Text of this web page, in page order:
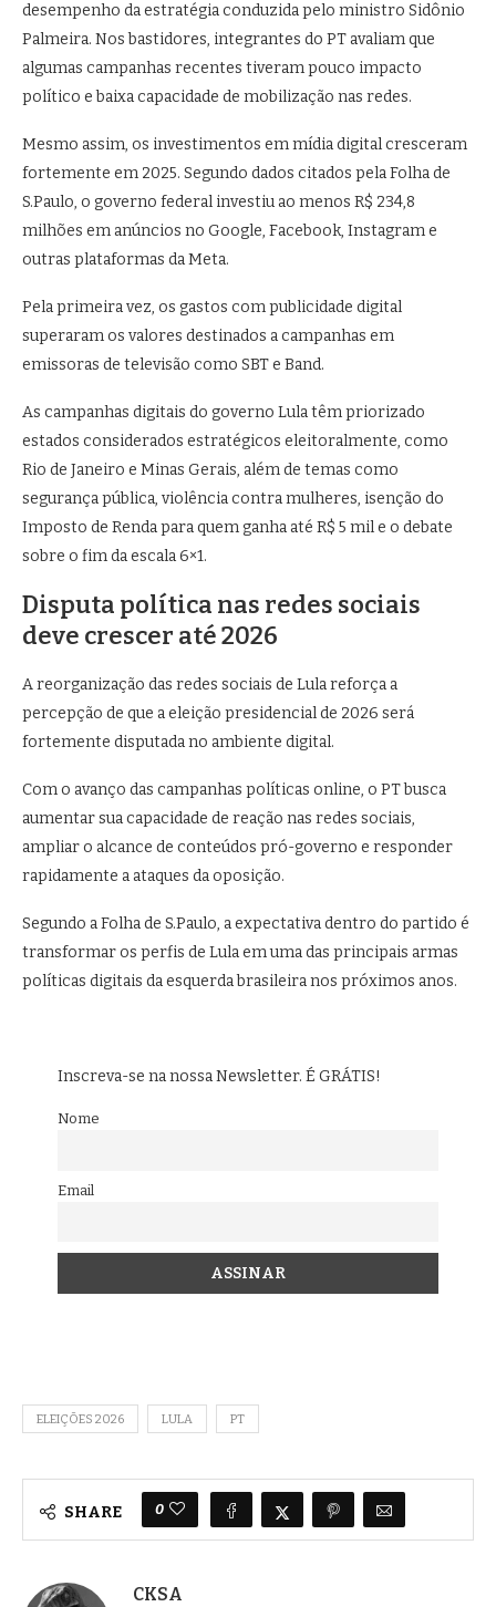
desempenho da estratégia conduzida pelo ministro Sidônio
Palmeira. Nos bastidores, integrantes do PT avaliam que
algumas campanhas recentes tiveram pouco impacto
político e baixa capacidade de mobilização nas redes.
Mesmo assim, os investimentos em mídia digital cresceram
fortemente em 2025. Segundo dados citados pela Folha de
S.Paulo, o governo federal investiu ao menos R$ 234,8
milhões em anúncios no Google, Facebook, Instagram e
outras plataformas da Meta.
Pela primeira vez, os gastos com publicidade digital
superaram os valores destinados a campanhas em
emissoras de televisão como SBT e Band.
As campanhas digitais do governo Lula têm priorizado
estados considerados estratégicos eleitoralmente, como
Rio de Janeiro e Minas Gerais, além de temas como
segurança pública, violência contra mulheres, isenção do
Imposto de Renda para quem ganha até R$ 5 mil e o debate
sobre o fim da escala 6×1.
Disputa política nas redes sociais
deve crescer até 2026
A reorganização das redes sociais de Lula reforça a
percepção de que a eleição presidencial de 2026 será
fortemente disputada no ambiente digital.
Com o avanço das campanhas políticas online, o PT busca
aumentar sua capacidade de reação nas redes sociais,
ampliar o alcance de conteúdos pró-governo e responder
rapidamente a ataques da oposição.
Segundo a Folha de S.Paulo, a expectativa dentro do partido é
transformar os perfis de Lula em uma das principais armas
políticas digitais da esquerda brasileira nos próximos anos.
Inscreva-se na nossa Newsletter. É GRÁTIS!
Nome
Email
ELEIÇÕES 2026 LULA PT
SHARE 0
CKSA